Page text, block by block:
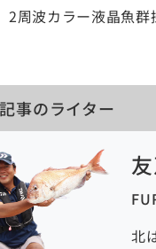
2周波カラー液晶魚群
事のライター
北